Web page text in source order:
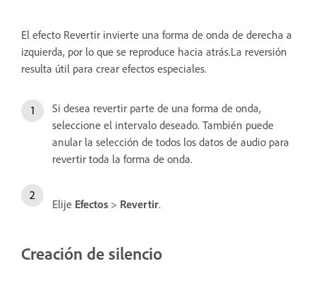
El efecto Revertir invierte una forma de onda de derecha a
izquierda, por lo que se reproduce hacia atrás.La reversión
resulta útil para crear efectos especiales.
Si desea revertir parte de una forma de onda,
seleccione el intervalo deseado. También puede
anular la selección de todos los datos de audio para
revertir toda la forma de onda.
Elije Efectos > Revertir.
Creación de silencio